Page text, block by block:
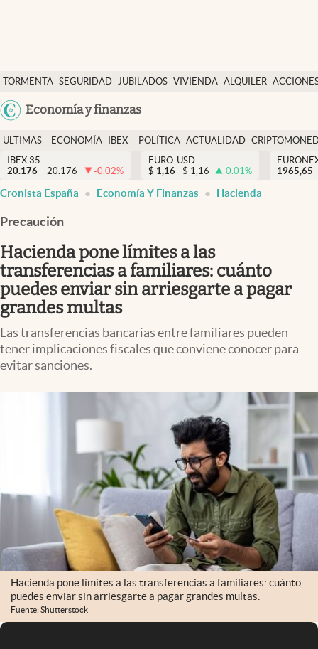
TORMENTA SEGURIDAD JUBILADOS VIVIENDA ALQUILER
USA
Economía y finanzas
Economía y finanzas
Política
Actualidad
Criptomonedas
España
ULTIMAS
NOTICIAS
ECONOMÍA
FINANZAS
IBEX
EURO
POLÍTICA ACTUALIDAD
IBEX 35
20.176
20.176 -0.02%
EURO-USD
$ 1,16 $ 1,16 0.01%
1965,65
Cronista España Economía Y Finanzas Hacienda
Precaución
Hacienda pone límites a las
transferencias a familiares: cuánto
puedes enviar sin arriesgarte a pagar
grandes multas
Las transferencias bancarias entre familiares pueden
tener implicaciones fiscales que conviene conocer para
evitar sanciones.
Hacienda pone límites a las transferencias a familiares: cuánto
puedes enviar sin arriesgarte a pagar grandes multas.
Fuente: Shutterstock